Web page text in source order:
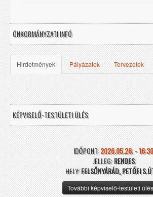
ÖNKORMÁNYZATI INFÓ
Hirdetmények Pályázatok Tervezetek
KÉPVISELŐ-TESTÜLETI ÜLÉS
IDŐPONT:2026.05.26. - 16:30
JELLEG:RENDES
HELY:FELSŐNYÁRÁD, PETŐFI
További képviselő-testületi